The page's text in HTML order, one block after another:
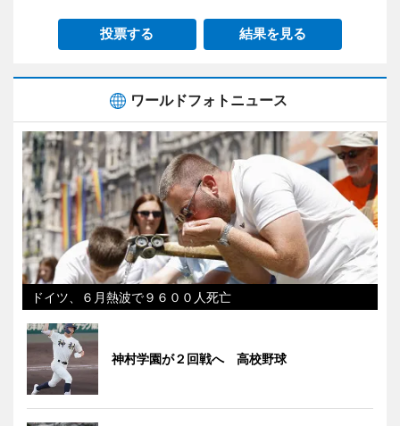
投票する 結果を見る
ワールドフォトニュース
ドイツ、６月熱波で９６００人死亡
神村学園が２回戦へ 高校野球